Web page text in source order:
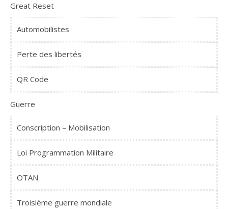
Great Reset
Automobilistes
Perte des libertés
QR Code
Guerre
Conscription – Mobilisation
Loi Programmation Militaire
OTAN
Troisième guerre mondiale